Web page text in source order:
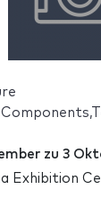
zu 3
Exhibition